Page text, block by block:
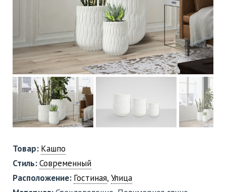
Товар: Кашпо
Стиль:Современный
Расположение: Гостиная, Улица